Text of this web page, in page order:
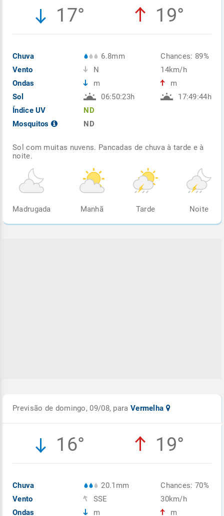
17° 19°
Chuva
Vento
Ondas
Sol
Índice UV
Mosquitos
6.8mm
N
m
06:50:23h
ND
ND
Chances: 89%
14km/h
m
17:49:44h
Sol com muitas nuvens. Pancadas de chuva à tarde e à
noite.
Madrugada Manhã Tarde Noite
Previsão de domingo, 09/08, para Vermelha
16° 19°
Chuva
Vento
Ondas
20.1mm
SSE
m
Chances: 70%
30km/h
m